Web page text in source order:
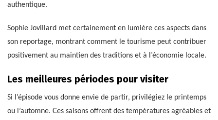
authentique.
Sophie Jovillard met certainement en lumière ces aspects dans
son reportage, montrant comment le tourisme peut contribuer
positivement au maintien des traditions et à l’économie locale.
Les meilleures périodes pour visiter
Si l’épisode vous donne envie de partir, privilégiez le printemps
ou l’automne. Ces saisons offrent des températures agréables et